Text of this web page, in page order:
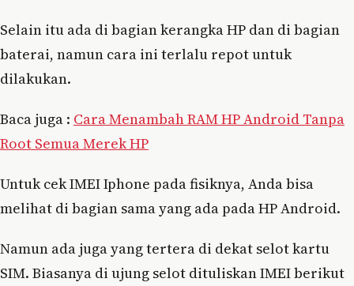
Selain itu ada di bagian kerangka HP dan di bagian
baterai, namun cara ini terlalu repot untuk
dilakukan.
Baca juga : Cara Menambah RAM HP Android Tanpa
Root Semua Merek HP
Untuk cek IMEI Iphone pada fisiknya, Anda bisa
melihat di bagian sama yang ada pada HP Android.
Namun ada juga yang tertera di dekat selot kartu
SIM. Biasanya di ujung selot dituliskan IMEI berikut